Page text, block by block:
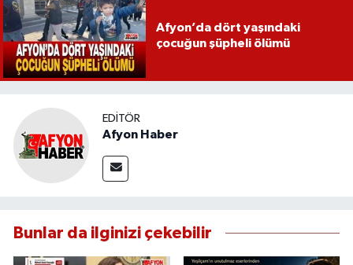
Afyon’da dört yaşındaki
çocuğun şüpheli ölümü
EDITÖR
Afyon Haber
Bunlar da ilginizi çekebilir